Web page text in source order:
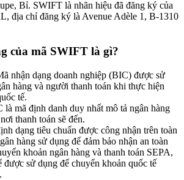
Bỉ. SWIFT là nhãn hiệu đã đăng ký của
địa chỉ đăng ký là Avenue Adèle 1, B-1310
của mã SWIFT là gì?
nhận dạng doanh nghiệp (BIC) được sử
hàng và người thanh toán khi thực hiện
tế.
mã định danh duy nhất mô tả ngân hàng
thanh toán sẽ đến.
dạng tiêu chuẩn được công nhận trên toàn
hàng sử dụng để đảm bảo nhận an toàn
khoản ngân hàng và thanh toán SEPA,
được sử dụng để chuyển khoản quốc tế